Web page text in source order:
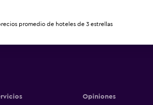
Opiniones
promedio de hoteles de 3 estrellas